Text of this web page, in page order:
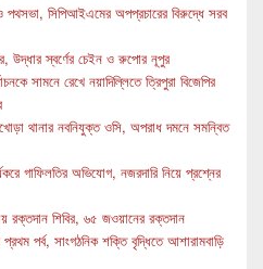
ও পথসভা, সিপিআইএমের অপপ্রচারের বিরুদ্ধে সরব
উদ্ধার স্বর্ণের চেইন ও রুপোর নূপুর
সামনে রেখে নয়াদিল্লিতে ত্রিপুরা বিজেপির
থানার নবনিযুক্ত ওসি, অপরাধ দমনে সমন্বিত
গাফিলতির অভিযোগ, নজরদারি নিয়ে প্রশ্নের
রক্তদান শিবির, ৬৫ জওয়ানের রক্তদান
পর্ব, সাংগঠনিক শক্তি বৃদ্ধিতে আশারামবাড়ি